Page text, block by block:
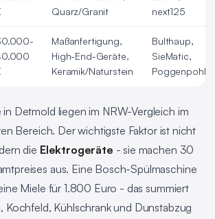
Quarz/Granit
next125
Maßanfertigung,
High-End-Geräte,
Keramik/Naturstein
Bulthaup,
SieMatic,
Poggenpohl
Detmold liegen im NRW-Vergleich im
Bereich. Der wichtigste Faktor ist nicht
die Elektrogeräte - sie machen 30
aus. Eine Bosch-Spülmaschine
Miele für 1.800 Euro - das summiert
Kochfeld, Kühlschrank und Dunstabzug